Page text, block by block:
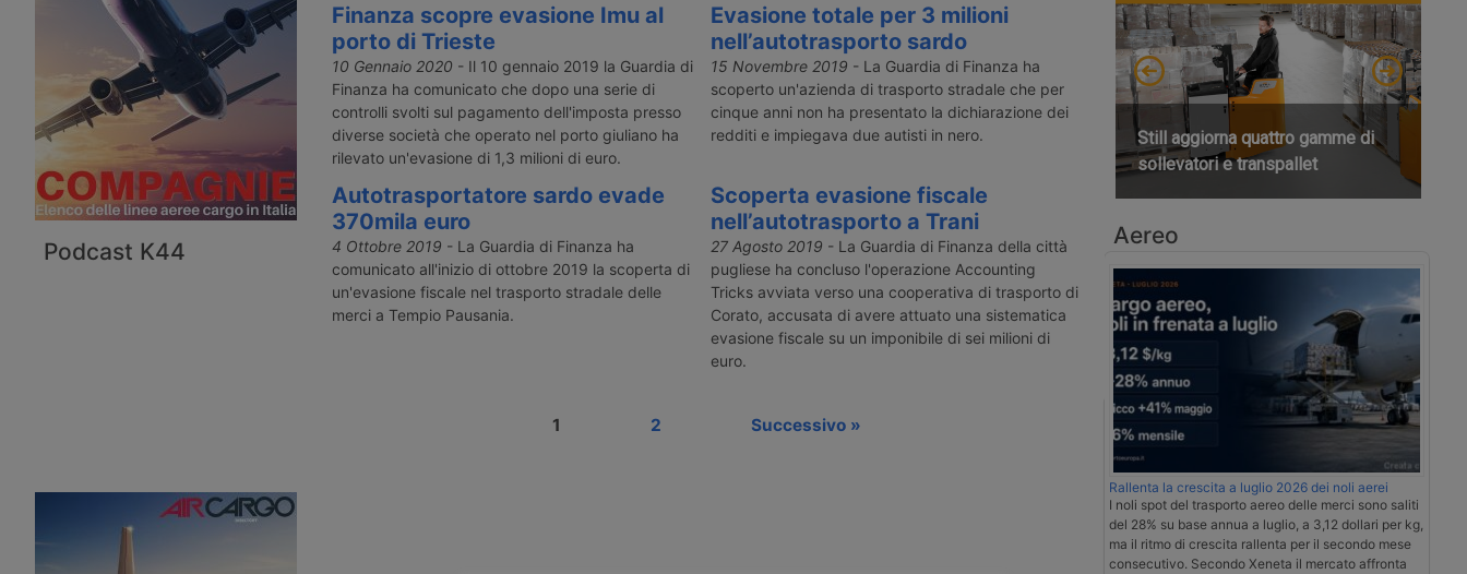
Podcast K44
Finanza scopre evasione Imu al
porto di Trieste
10 Gennaio 2020 - Il 10 gennaio 2019 la Guardia di
Finanza ha comunicato che dopo una serie di
controlli svolti sul pagamento dell'imposta presso
diverse società che operato nel porto giuliano ha
rilevato un'evasione di 1,3 milioni di euro.
Evasione totale per 3 milioni
nell’autotrasporto sardo
15 Novembre 2019 - La Guardia di Finanza ha
scoperto un'azienda di trasporto stradale che per
cinque anni non ha presentato la dichiarazione dei
redditi e impiegava due autisti in nero.
Autotrasportatore sardo evade
370mila euro
4 Ottobre 2019 - La Guardia di Finanza ha
comunicato all'inizio di ottobre 2019 la scoperta di
un'evasione fiscale nel trasporto stradale delle
merci a Tempio Pausania.
Scoperta evasione fiscale
nell’autotrasporto a Trani
27 Agosto 2019 - La Guardia di Finanza della città
pugliese ha concluso l'operazione Accounting
Tricks avviata verso una cooperativa di trasporto di
Corato, accusata di avere attuato una sistematica
evasione fiscale su un imponibile di sei milioni di
euro.
1 2 Successivo »
Still aggiorna quattro gamme di
sollevatori e transpallet
Aereo
Rallenta la crescita a luglio 2026 dei noli aerei
I noli spot del trasporto aereo delle merci sono saliti
del 28% su base annua a luglio, a 3,12 dollari per kg,
ma il ritmo di crescita rallenta per il secondo mese
consecutivo. Secondo Xeneta il mercato affronta